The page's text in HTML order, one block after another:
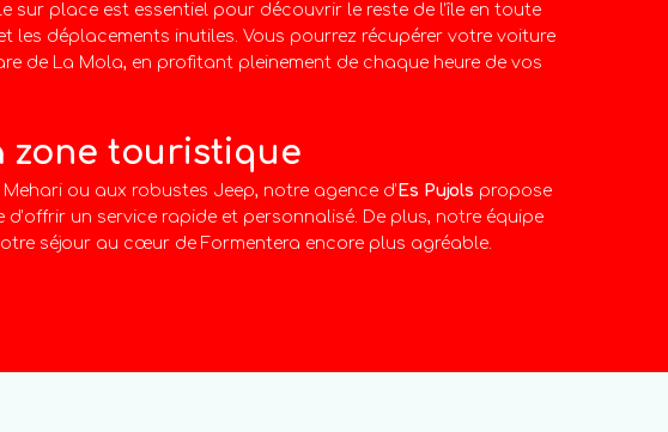
sur place est essentiel pour découvrir le reste de l’île en toute
les déplacements inutiles. Vous pourrez récupérer votre voiture
de La Mola, en profitant pleinement de chaque heure de vos
touristique
ou aux robustes Jeep, notre agence d’Es Pujols propose
un service rapide et personnalisé. De plus, notre équipe
séjour au cœur de Formentera encore plus agréable.